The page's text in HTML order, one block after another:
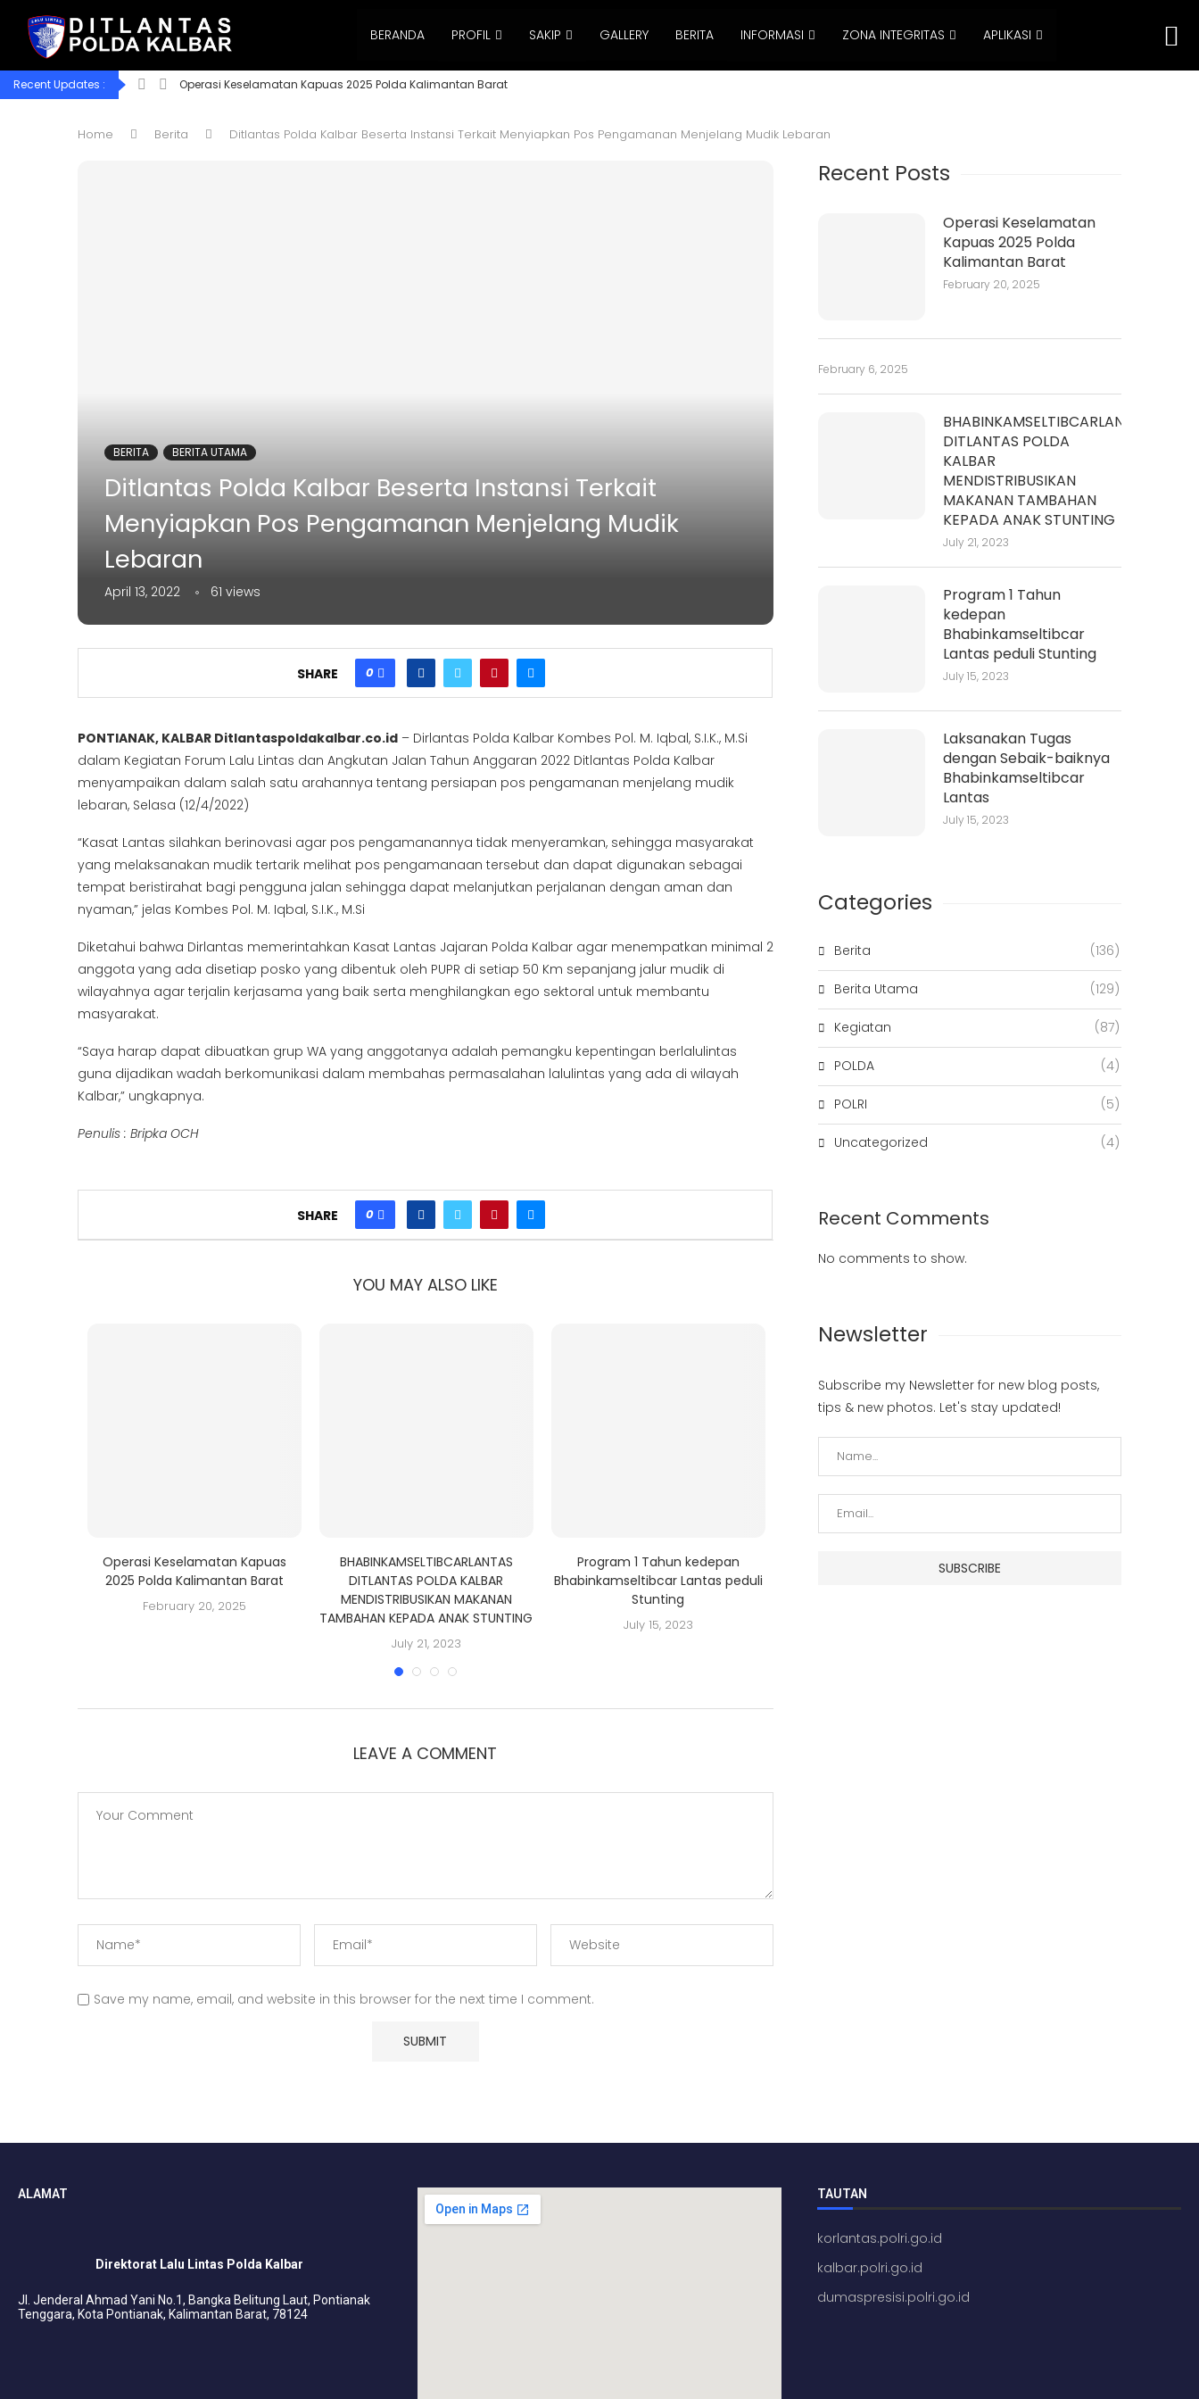
BERANDA PROFIL SAKIP GALLERY BERITA INFORMASI ZONA INTEGRITAS APLIKASI
Recent Updates : Operasi Keselamatan Kapuas 2025 Polda Kalimantan Barat
Home Berita Ditlantas Polda Kalbar Beserta Instansi Terkait Menyiapkan Pos Pengamanan Menjelang Mudik Lebaran
BERITA BERITA UTAMA
Ditlantas Polda Kalbar Beserta Instansi Terkait
Menyiapkan Pos Pengamanan Menjelang Mudik
Lebaran
April 13, 2022 61 views
SHARE 0
PONTIANAK, KALBAR Ditlantaspoldakalbar.co.id – Dirlantas Polda Kalbar Kombes Pol. M. Iqbal, S.I.K., M.Si
dalam Kegiatan Forum Lalu Lintas dan Angkutan Jalan Tahun Anggaran 2022 Ditlantas Polda Kalbar
menyampaikan dalam salah satu arahannya tentang persiapan pos pengamanan menjelang mudik
lebaran, Selasa (12/4/2022)
“Kasat Lantas silahkan berinovasi agar pos pengamanannya tidak menyeramkan, sehingga masyarakat
yang melaksanakan mudik tertarik melihat pos pengamanaan tersebut dan dapat digunakan sebagai
tempat beristirahat bagi pengguna jalan sehingga dapat melanjutkan perjalanan dengan aman dan
nyaman,” jelas Kombes Pol. M. Iqbal, S.I.K., M.Si
Diketahui bahwa Dirlantas memerintahkan Kasat Lantas Jajaran Polda Kalbar agar menempatkan minimal 2
anggota yang ada disetiap posko yang dibentuk oleh PUPR di setiap 50 Km sepanjang jalur mudik di
wilayahnya agar terjalin kerjasama yang baik serta menghilangkan ego sektoral untuk membantu
masyarakat.
“Saya harap dapat dibuatkan grup WA yang anggotanya adalah pemangku kepentingan berlalulintas
guna dijadikan wadah berkomunikasi dalam membahas permasalahan lalulintas yang ada di wilayah
Kalbar,” ungkapnya.
Penulis : Bripka OCH
SHARE 0
YOU MAY ALSO LIKE
Operasi Keselamatan Kapuas
2025 Polda Kalimantan Barat
February 20, 2025
BHABINKAMSELTIBCARLANTAS
DITLANTAS POLDA KALBAR
MENDISTRIBUSIKAN MAKANAN
TAMBAHAN KEPADA ANAK STUNTING
July 21, 2023
Program 1 Tahun kedepan
Bhabinkamseltibcar Lantas peduli
Stunting
July 15, 2023
Laksanakan Tugas dengan
LEAVE A COMMENT
Save my name, email, and website in this browser for the next time I comment.
Recent Posts
Operasi Keselamatan
Kapuas 2025 Polda
Kalimantan Barat
February 20, 2025
February 6, 2025
BHABINKAMSELTIBCARLANTAS
DITLANTAS POLDA
KALBAR
MENDISTRIBUSIKAN
MAKANAN TAMBAHAN
KEPADA ANAK STUNTING
July 21, 2023
Program 1 Tahun
kedepan
Bhabinkamseltibcar
Lantas peduli Stunting
July 15, 2023
Laksanakan Tugas
dengan Sebaik-baiknya
Bhabinkamseltibcar
Lantas
July 15, 2023
Categories
Berita (136)
Berita Utama (129)
Kegiatan (87)
POLDA (4)
POLRI (5)
Uncategorized (4)
Recent Comments
No comments to show.
Newsletter
Subscribe my Newsletter for new blog posts,
tips & new photos. Let's stay updated!
ALAMAT
Direktorat Lalu Lintas Polda Kalbar
Jl. Jenderal Ahmad Yani No.1, Bangka Belitung Laut, Pontianak
Tenggara, Kota Pontianak, Kalimantan Barat, 78124
TAUTAN
korlantas.polri.go.id
kalbar.polri.go.id
dumaspresisi.polri.go.id